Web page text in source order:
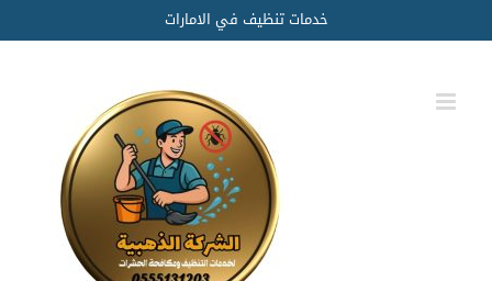
to
content
خدمات تنظيف في الامارات